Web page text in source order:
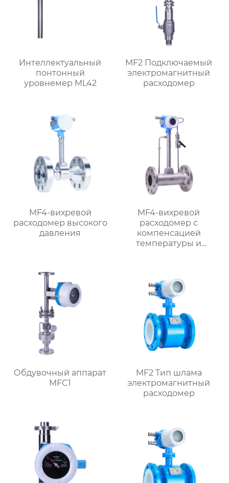
Интеллектуальный
понтонный
уровнемер ML42
MF2 Подключаемый
электромагнитный
расходомер
MF4-вихревой
расходомер высокого
давления
MF4-вихревой
расходомер с
компенсацией
температуры и
Обдувочный аппарат
MFC1
MF2 Тип шлама
электромагнитный
расходомер